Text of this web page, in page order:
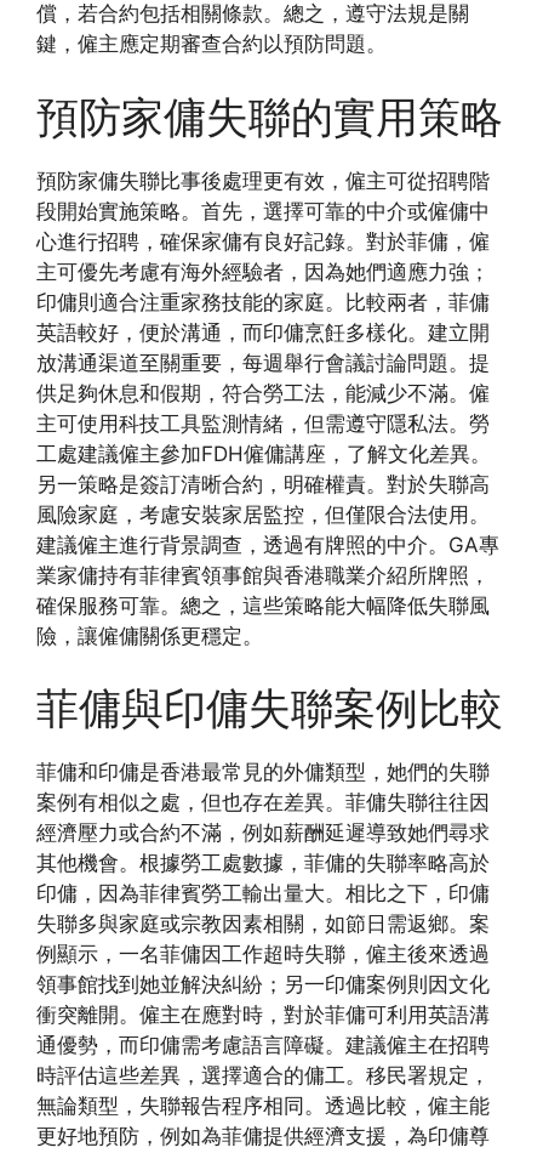
償，若合約包括相關條款。總之，遵守法規是關
鍵，僱主應定期審查合約以預防問題。
預防家傭失聯的實用策略
預防家傭失聯比事後處理更有效，僱主可從招聘階
段開始實施策略。首先，選擇可靠的中介或僱傭中
心進行招聘，確保家傭有良好記錄。對於菲傭，僱
主可優先考慮有海外經驗者，因為她們適應力強；
印傭則適合注重家務技能的家庭。比較兩者，菲傭
英語較好，便於溝通，而印傭烹飪多樣化。建立開
放溝通渠道至關重要，每週舉行會議討論問題。提
供足夠休息和假期，符合勞工法，能減少不滿。僱
主可使用科技工具監測情緒，但需遵守隱私法。勞
工處建議僱主參加FDH僱傭講座，了解文化差異。
另一策略是簽訂清晰合約，明確權責。對於失聯高
風險家庭，考慮安裝家居監控，但僅限合法使用。
建議僱主進行背景調查，透過有牌照的中介。GA專
業家傭持有菲律賓領事館與香港職業介紹所牌照，
確保服務可靠。總之，這些策略能大幅降低失聯風
險，讓僱傭關係更穩定。
菲傭與印傭失聯案例比較
菲傭和印傭是香港最常見的外傭類型，她們的失聯
案例有相似之處，但也存在差異。菲傭失聯往往因
經濟壓力或合約不滿，例如薪酬延遲導致她們尋求
其他機會。根據勞工處數據，菲傭的失聯率略高於
印傭，因為菲律賓勞工輸出量大。相比之下，印傭
失聯多與家庭或宗教因素相關，如節日需返鄉。案
例顯示，一名菲傭因工作超時失聯，僱主後來透過
領事館找到她並解決糾紛；另一印傭案例則因文化
衝突離開。僱主在應對時，對於菲傭可利用英語溝
通優勢，而印傭需考慮語言障礙。建議僱主在招聘
時評估這些差異，選擇適合的傭工。移民署規定，
無論類型，失聯報告程序相同。透過比較，僱主能
更好地預防，例如為菲傭提供經濟支援，為印傭尊